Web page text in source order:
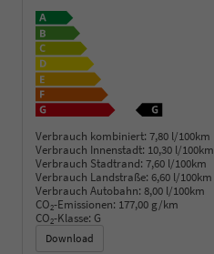
Verbrauch kombiniert: 7,80 l/100km
Verbrauch Innenstadt: 10,30 l/100km
Verbrauch Stadtrand: 7,60 l/100km
Verbrauch Landstraße: 6,60 l/100km
Verbrauch Autobahn: 8,00 l/100km
CO2-Emissionen: 177,00 g/km
CO2-Klasse: G
Download